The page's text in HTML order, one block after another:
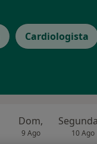
Cardiologista
Dom,
9 Ago 10 Ago